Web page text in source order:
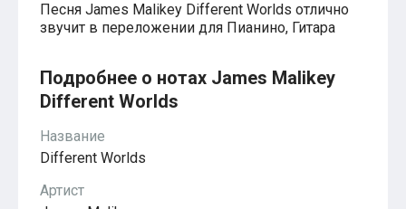
Брат-2
Классическая музыка
Времена года - Вивальди
Времена года - Чайковский
Сонаты Бетховена
Ноты для вальса
Из мультфильмов
Король лев
Холодное сердце
Песня James Malikey Different Worlds отлично
звучит в переложении для Пианино, Гитара
Подробнее о нотах James Malikey
Different Worlds
Название
Different Worlds
Артист